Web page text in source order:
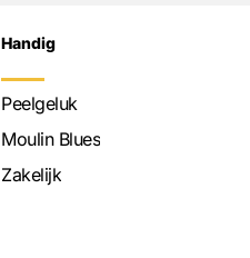
Handig
Peelgeluk
Moulin Blues
Zakelijk